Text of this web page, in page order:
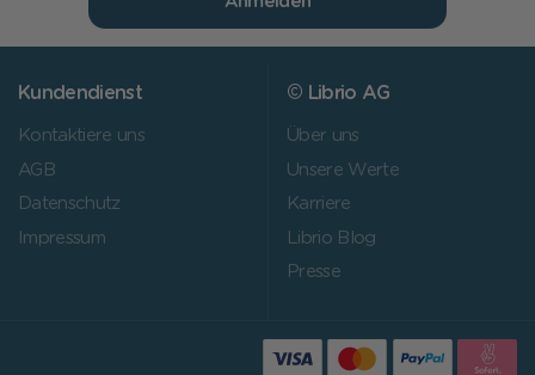
Kundendienst
Kontaktiere uns
AGB
Datenschutz
Impressum
© Librio AG
Über uns
Unsere Werte
Karriere
Librio Blog
Presse